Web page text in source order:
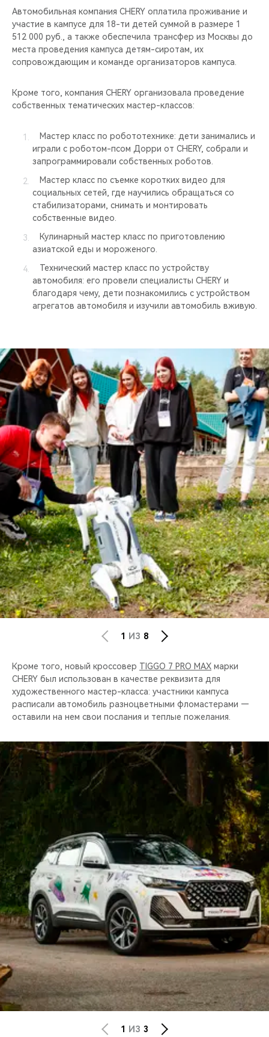
Автомобильная компания CHERY оплатила проживание и
участие в кампусе для 18-ти детей суммой в размере 1
512 000 руб., а также обеспечила трансфер из Москвы до
места проведения кампуса детям-сиротам, их
сопровождающим и команде организаторов кампуса.
Кроме того, компания CHERY организовала проведение
собственных тематических мастер-классов:
Мастер класс по робототехнике: дети занимались и
играли с роботом-псом Дорри от CHERY, собрали и
запрограммировали собственных роботов.
Мастер класс по съемке коротких видео для
социальных сетей, где научились обращаться со
стабилизаторами, снимать и монтировать
собственные видео.
Кулинарный мастер класс по приготовлению
азиатской еды и мороженого.
Технический мастер класс по устройству
автомобиля: его провели специалисты CHERY и
благодаря чему, дети познакомились с устройством
агрегатов автомобиля и изучили автомобиль вживую.
1 ИЗ 8
Кроме того, новый кроссовер TIGGO 7 PRO MAX марки
CHERY был использован в качестве реквизита для
художественного мастер-класса: участники кампуса
расписали автомобиль разноцветными фломастерами —
оставили на нем свои послания и теплые пожелания.
1 ИЗ 3